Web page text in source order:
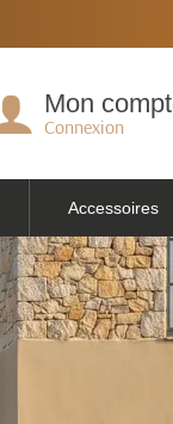
Mon
Connexion
Accessoires